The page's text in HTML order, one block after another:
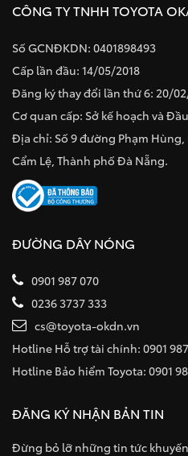
CÔNG TY TNHH TOYOTA
Số GCNĐKDN: 0401898493
Cấp lần đầu: 14/05/2018
Đăng ký thay đổi lần thứ 6: 20/
Cơ quan cấp: Sở kế hoạch và
Địa chỉ: Số 9 đường Phạm
Cẩm Lệ, Thành phố Đà Nẵng.
ĐƯỜNG DÂY NÓNG
0901 987 070
0236 3737 333
cs@toyota-okdn.vn
Hotline Hỗ trợ tài chính: 0901
Hotline Bảo hiểm Toyota: 0901
ĐĂNG KÝ NHẬN BẢN TIN
Đừng bỏ lỡ những tin tức